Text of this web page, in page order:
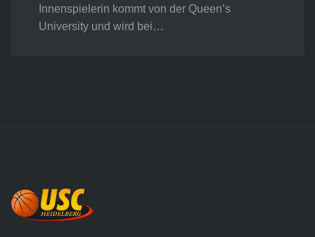
Innenspielerin kommt von der Queen’s
University und wird bei…